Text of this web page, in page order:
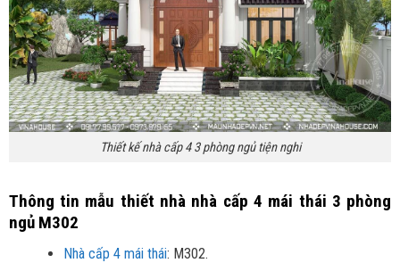
Thiết kế nhà cấp 4 3 phòng ngủ tiện nghi
Thông tin mẫu thiết nhà nhà cấp 4 mái thái 3 phòng
ngủ M302
Nhà cấp 4 mái thái: M302.